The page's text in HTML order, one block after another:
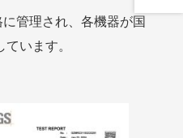
管理され、各機器が国
います。